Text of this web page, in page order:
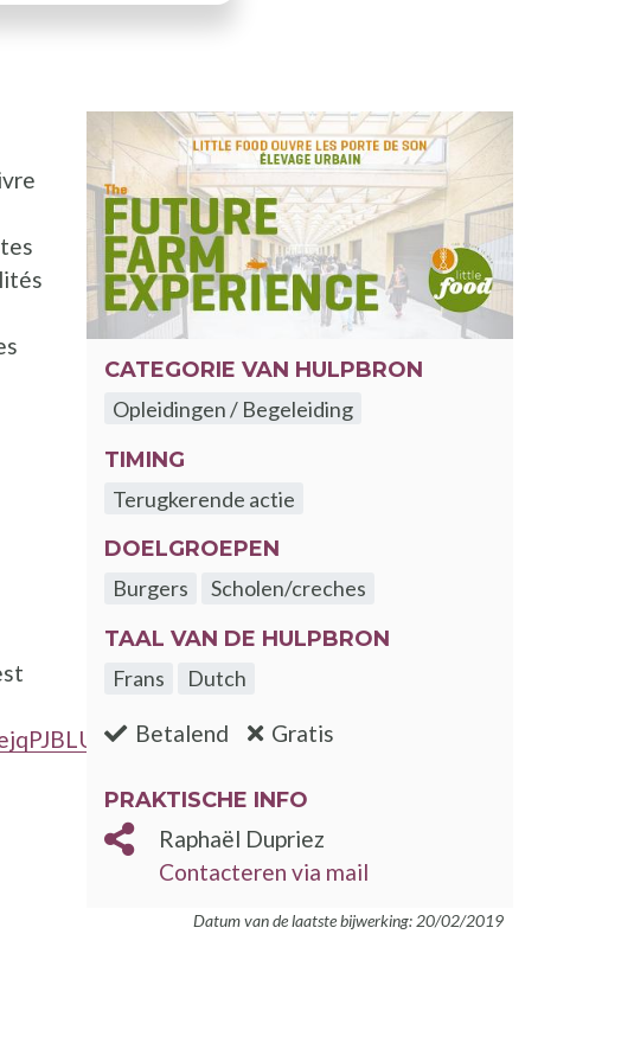
prefill
CATEGORIE VAN HULPBRON
Opleidingen / Begeleiding
TIMING
Terugkerende actie
DOELGROEPEN
Burgers
Scholen/creches
TAAL VAN DE HULPBRON
Frans
Dutch
Betalend :nee Gratis
PRAKTISCHE INFO
Raphaël Dupriez
Contacteren via mail
Datum van de laatste bijwerking: 20/02/2019